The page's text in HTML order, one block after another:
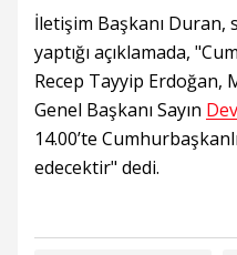
İletişim Başkanı Duran,
yaptığı açıklamada,
Recep Tayyip Erdoğan,
Genel Başkanı Sayın
14.00’te
edecektir" dedi.